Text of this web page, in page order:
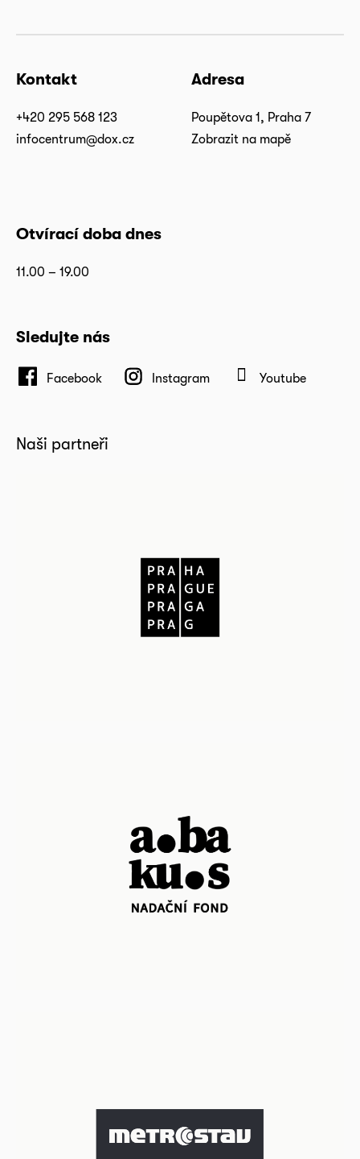
Kontakt
+420 295 568 123
infocentrum@dox.cz
Adresa
Poupětova 1, Praha 7
Zobrazit na mapě
Otvírací doba dnes
11.00 – 19.00
Sledujte nás
Facebook Instagram Youtube
Naši partneři